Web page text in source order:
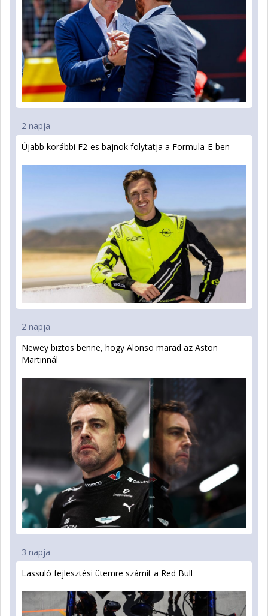
2 napja
Újabb korábbi F2-es bajnok folytatja a Formula-E-ben
2 napja
Newey biztos benne, hogy Alonso marad az Aston
Martinnál
3 napja
Lassuló fejlesztési ütemre számít a Red Bull